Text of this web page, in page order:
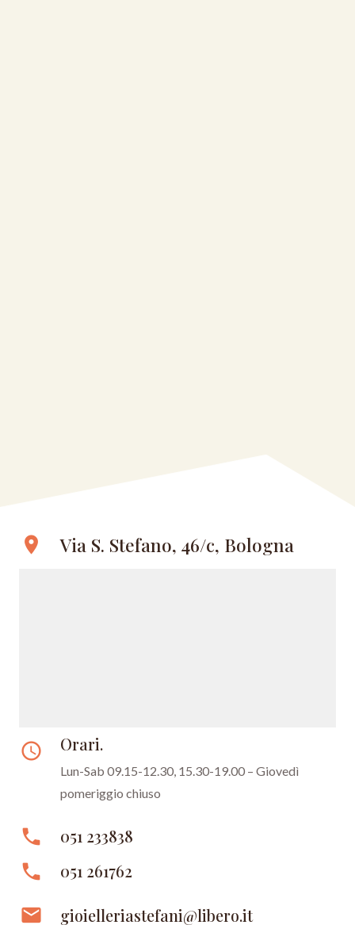
location_on Via S. Stefano, 46/c, Bologna
access_time Orari.
Lun-Sab 09.15-12.30, 15.30-19.00 – Giovedì
pomeriggio chiuso
phone 051 233838
phone 051 261762
email gioielleriastefani@libero.it